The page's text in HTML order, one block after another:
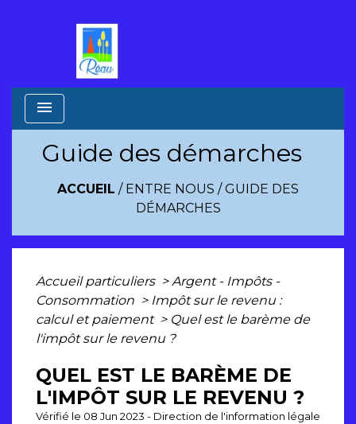
menu
Guide des démarches
ACCUEIL / ENTRE NOUS /GUIDE DES
DÉMARCHES
Accueil particuliers > Argent - Impôts -
Consommation > Impôt sur le revenu :
calcul et paiement > Quel est le barème de
l'impôt sur le revenu ?
QUEL EST LE BARÈME DE
L'IMPÔT SUR LE REVENU ?
Vérifié le 08 Jun 2023 - Direction de l'information légale